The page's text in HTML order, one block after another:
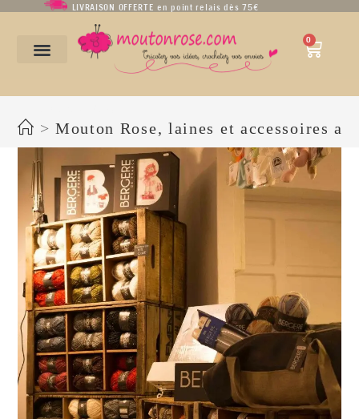
LIVRAISON OFFERTE en point relais dès 75€
0
> Mouton Rose, laines et accessoires